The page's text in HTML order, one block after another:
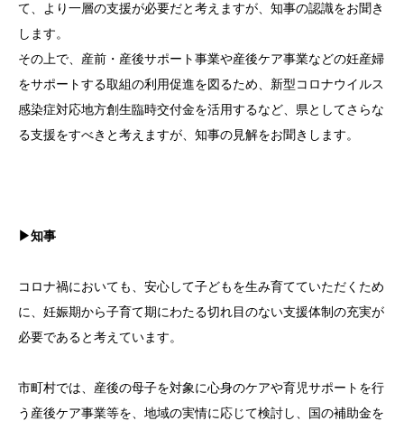
て、より一層の支援が必要だと考えますが、知事の認識をお聞き
します。
その上で、産前・産後サポート事業や産後ケア事業などの妊産婦
をサポートする取組の利用促進を図るため、新型コロナウイルス
感染症対応地方創生臨時交付金を活用するなど、県としてさらな
る支援をすべきと考えますが、知事の見解をお聞きします。
▶知事
コロナ禍においても、安心して子どもを生み育てていただくため
に、妊娠期から子育て期にわたる切れ目のない支援体制の充実が
必要であると考えています。
市町村では、産後の母子を対象に心身のケアや育児サポートを行
う産後ケア事業等を、地域の実情に応じて検討し、国の補助金を